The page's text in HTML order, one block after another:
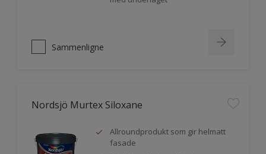
Sammenligne
Nordsjö Murtex Siloxane
Allroundprodukt som gir helmatt
fasade